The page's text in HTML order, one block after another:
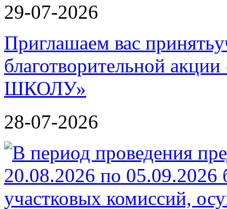
29-07-2026
Приглашаем вас
благотворительной
ШКОЛУ»
28-07-2026